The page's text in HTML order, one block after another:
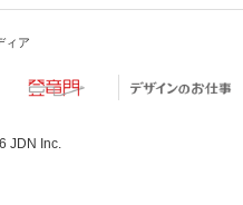
ィア
JDN Inc.